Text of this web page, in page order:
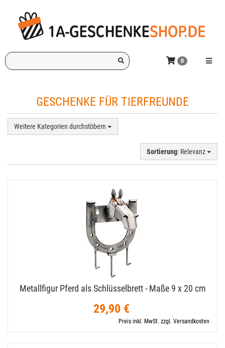
Hauptinhalt
springen
Ich
suche
Menü
0
GESCHENKE FÜR TIERFREUNDE
Weitere Kategorien durchstöbern
Sortierung: Relevanz
Metallfigur Pferd als Schlüsselbrett - Maße 9 x 20 cm
29,90 €
Preis inkl. MwSt. zzgl. Versandkosten